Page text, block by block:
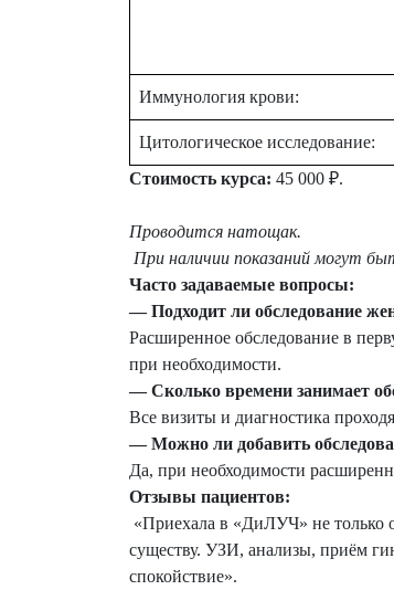
Иммунология крови:
Цитологическое исследование:
Стоимость курса: 45 000 ₽.
Проводится натощак.
При наличии показаний могут
Часто задаваемые вопросы:
— Подходит ли обследование
Расширенное обследование в
при необходимости.
— Сколько времени занимает
Все визиты и диагностика
— Можно ли добавить
Да, при необходимости
Отзывы пациентов:
«Приехала в «ДиЛУЧ» не только
существу. УЗИ, анализы, приём
спокойствие».